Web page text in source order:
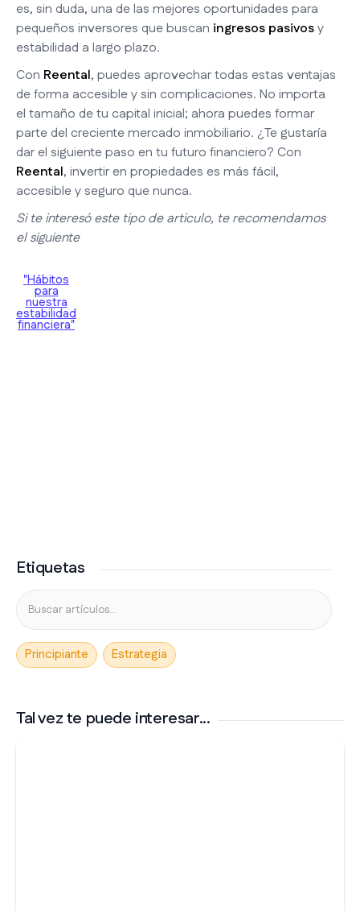
es, sin duda, una de las mejores oportunidades para
pequeños inversores que buscan ingresos pasivosy
estabilidad a largo plazo.
Con Reental, puedes aprovechar todas estas ventajas
de forma accesible y sin complicaciones. No importa
el tamaño de tu capital inicial; ahora puedes formar
parte del creciente mercado inmobiliario. ¿Te gustaría
dar el siguiente paso en tu futuro financiero? Con
Reental, invertir en propiedades es más fácil,
accesible y seguro que nunca.
Si te interesó este tipo de articulo, te recomendamos
el siguiente
"Hábitos
para
nuestra
estabilidad
financiera"
Etiquetas
Principiante Estrategia
Tal vez te puede interesar...